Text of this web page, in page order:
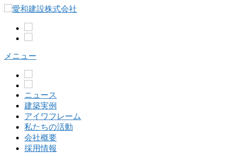
へ
メニュー
ニュース
建築実例
アイワフレーム
私たちの活動
会社概要
採用情報